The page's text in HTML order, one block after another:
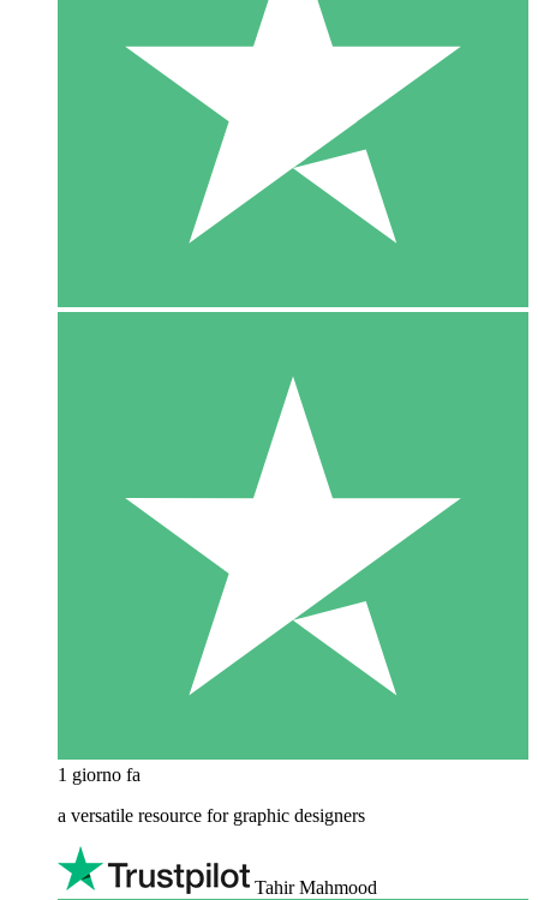
1 giorno fa
a versatile resource for graphic designers
Tahir Mahmood